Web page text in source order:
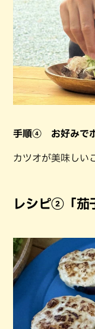
手順④ お好みで
カツオが美味しい
レシピ②「茄